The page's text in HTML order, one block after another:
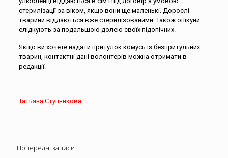
стерилізації за віком, якщо вони ще маленькі. Дорослі
тварини віддаються вже стерилізованими. Також опікуни
слідкують за подальшою долею своїх підопічних.
Якщо ви хочете надати притулок комусь із безпритульних
тварин, контактні дані волонтерів можна отримати в
редакції.
Татьяна Ступникова
Попередні записи